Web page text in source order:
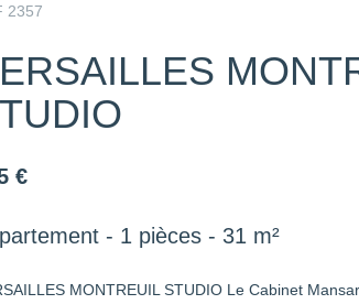
2357
€
- 1 pièces - 31 m²
MONTREUIL STUDIO Le Cabinet